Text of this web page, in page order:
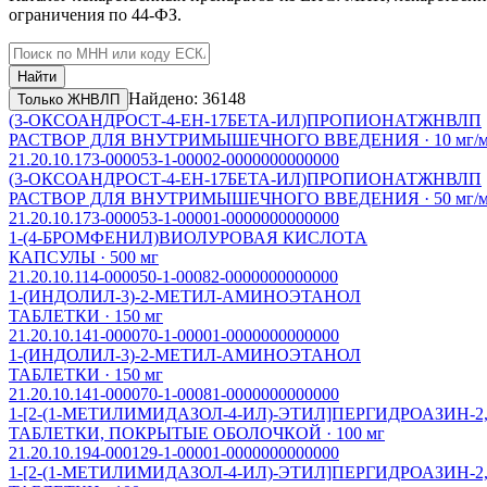
ограничения по 44-ФЗ.
Найти
Только ЖНВЛП
Найдено: 36148
(3-ОКСОАНДРОСТ-4-ЕН-17БЕТА-ИЛ)ПРОПИОНАТЖНВЛП
РАСТВОР ДЛЯ ВНУТРИМЫШЕЧНОГО ВВЕДЕНИЯ · 10 мг/
21.20.10.173-000053-1-00002-0000000000000
(3-ОКСОАНДРОСТ-4-ЕН-17БЕТА-ИЛ)ПРОПИОНАТЖНВЛП
РАСТВОР ДЛЯ ВНУТРИМЫШЕЧНОГО ВВЕДЕНИЯ · 50 мг/
21.20.10.173-000053-1-00001-0000000000000
1-(4-БРОМФЕНИЛ)ВИОЛУРОВАЯ КИСЛОТА
КАПСУЛЫ · 500 мг
21.20.10.114-000050-1-00082-0000000000000
1-(ИНДОЛИЛ-3)-2-МЕТИЛ-АМИНОЭТАНОЛ
ТАБЛЕТКИ · 150 мг
21.20.10.141-000070-1-00001-0000000000000
1-(ИНДОЛИЛ-3)-2-МЕТИЛ-АМИНОЭТАНОЛ
ТАБЛЕТКИ · 150 мг
21.20.10.141-000070-1-00081-0000000000000
1-[2-(1-МЕТИЛИМИДАЗОЛ-4-ИЛ)-ЭТИЛ]ПЕРГИДРОАЗИН-
ТАБЛЕТКИ, ПОКРЫТЫЕ ОБОЛОЧКОЙ · 100 мг
21.20.10.194-000129-1-00001-0000000000000
1-[2-(1-МЕТИЛИМИДАЗОЛ-4-ИЛ)-ЭТИЛ]ПЕРГИДРОАЗИН-